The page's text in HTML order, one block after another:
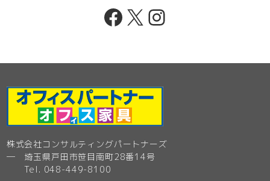
Facebook
X Instagram
株式会社コンサルティングパートナーズ
─ 埼玉県戸田市笹目南町28番14号
Tel. 048-449-8100